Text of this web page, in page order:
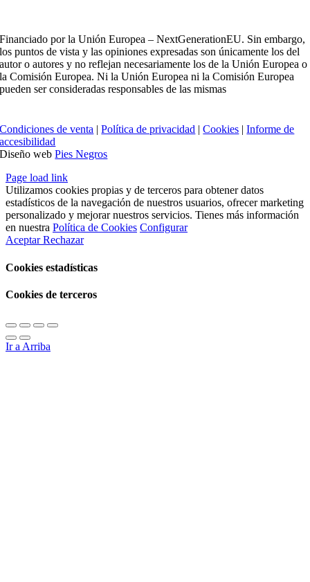
Financiado por la Unión Europea – NextGenerationEU. Sin embargo,
los puntos de vista y las opiniones expresadas son únicamente los del
autor o autores y no reflejan necesariamente los de la Unión Europea o
la Comisión Europea. Ni la Unión Europea ni la Comisión Europea
pueden ser consideradas responsables de las mismas
Condiciones de venta |Política de privacidad |Cookies |Informe de
accesibilidad
Diseño webPies Negros
Page load link
Utilizamos cookies propias y de terceros para obtener datos
estadísticos de la navegación de nuestros usuarios, ofrecer marketing
personalizado y mejorar nuestros servicios. Tienes más información
en nuestra Política de Cookies Configurar
AceptarRechazar
Cookies estadísticas
Cookies de terceros
Ir a Arriba